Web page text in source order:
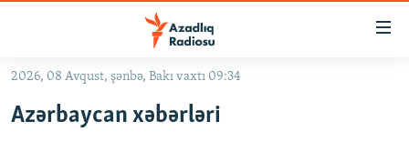
Əsas
qayıt
2026, 08 Avqust, şənbə, Bakı vaxtı 09:34
Azərbaycan xəbərləri